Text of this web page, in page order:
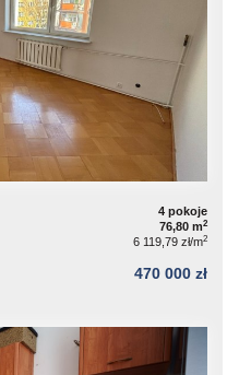
4 pokoje
76,80 m2
6 119,79 zł/m2
470 000 zł